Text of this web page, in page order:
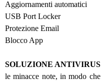
Aggiornamenti automatici
USB Port Locker
Protezione Email
Blocco App
SOLUZIONE ANTIVIRUS
le minacce note, in modo